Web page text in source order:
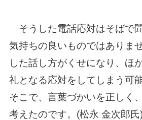
そうした電話応対はそばで
気持ちの良いものではありま
した話し方がくせになり、ほ
礼となる応対をしてしまう可
そこで、言葉づかいを正しく
考えたのです。(松永 金次郎氏